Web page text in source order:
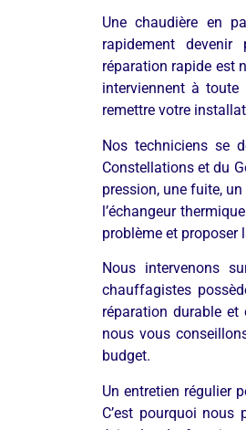
Une chaudière en
rapidement devenir
réparation rapide est
interviennent à
remettre votre
Nos techniciens se
Constellations et du
pression, une fuite,
l’échangeur
problème et proposer
Nous intervenons
chauffagistes
réparation durable
nous vous
budget.
Un entretien régulier
C’est pourquoi nous